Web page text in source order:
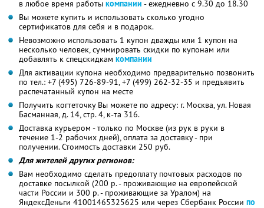
в любое время работы компании - ежедневно с 9.30 до 18.30
Вы можете купить и использовать сколько угодно
сертификатов для себя и в подарок.
Невозможно использовать 1 купон дважды или 1 купон на
несколько человек, суммировать скидки по купонам или
добавлять к спецскидкам компании
Для активации купона необходимо предварительно позвонить
по тел.: +7 (495) 726-89-91, +7 (499) 262-32-35 и предъявить
распечатанный купон на месте
Получить когтеточку Вы можете по адресу: г. Москва, ул. Новая
Басманная, д. 14, стр. 4, к-та 316.
Доставка курьером - только по Москве (из рук в руки в
течение 1-2 рабочих дней), оплата за доставку - при
получении. Стоимость доставки 250 руб.
Для жителей других регионов:
Вам необходимо сделать предоплату почтовых расходов по
доставке посылкой (200 р. - проживающие на европейской
части России и 300 р. - проживающие за Уралом) на
ЯндексДеньги 41001465325625 или через Сбербанк России по